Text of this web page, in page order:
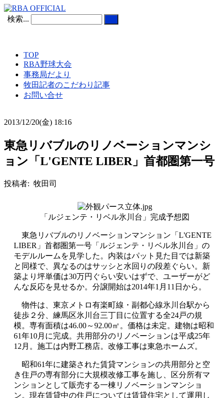
検索...
TOP
RBA野球大会
事務局だより
牧田記者のこだわり記事
お問い合せ
2013/12/20(金) 18:16
東急リバブルのリノベーションマンシ
ョン「L'GENTE LIBER」首都圏第一号
投稿者: 牧田司
「ルジェンテ・リベル氷川台」完成予想図
東急リバブルのリノベーションマンション「L'GENTE
LIBER」首都圏第一号「ルジェンテ・リベル氷川台」の
モデルルームを見学した。内装はパット見た目では新築
と同様で、異なるのはサッシと水回りの段差ぐらい。新
築より坪単価は30万円ぐらい安いはずで、ユーザーがど
んな反応を見せるか。分譲開始は2014年1月11日から。
物件は、東京メトロ有楽町線・副都心線氷川台駅から
徒歩２分、練馬区氷川台三丁目に位置する全24戸の規
模。専有面積は46.00～92.00㎡。価格は未定。建物は昭和
61年10月に完成。共用部分のリノベーションは平成25年
12月。施工は内野工務店。改修工事は東急ホームズ。
昭和61年に建築された賃貸マンションの共用部分と空
き住戸の専有部分に大規模改修工事を施し、区分所有マ
ンションとして販売する一棟リノベーションマンショ
ン。現在賃貸中の住戸については賃貸住宅として運用し